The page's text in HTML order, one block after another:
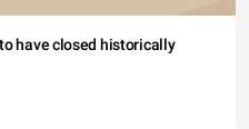
have closed historically